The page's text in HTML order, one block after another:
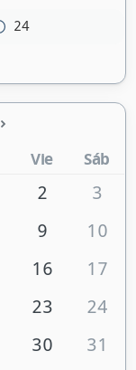
24
Vie Sáb
2
3
9
10
16
17
23
24
30
31